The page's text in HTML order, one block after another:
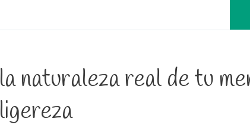
la naturaleza real de tu
ligereza